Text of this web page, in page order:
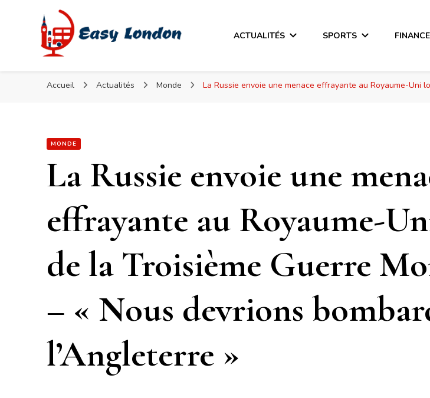
Easy London
Easy London
ACTUALITÉS SPORTS FINANCE
Accueil Actualités Monde La Russie envoie une menace effrayante au Royaume-Uni
MONDE
La Russie envoie une
effrayante au Royaume-
de la Troisième Guerre
– « Nous devrions
l’Angleterre »